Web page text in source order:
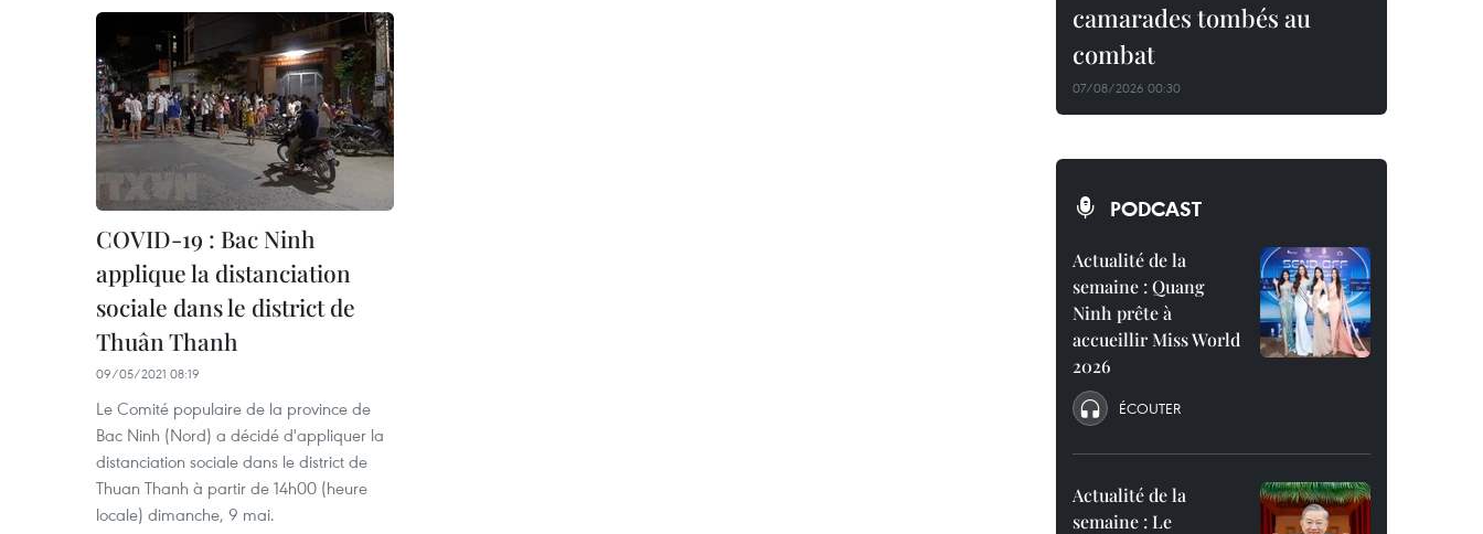
COVID-19 : Bac Ninh
applique la distanciation
sociale dans le district de
Thuân Thanh
09/05/2021 08:19
Le Comité populaire de la province de
Bac Ninh (Nord) a décidé d'appliquer la
distanciation sociale dans le district de
Thuan Thanh à partir de 14h00 (heure
locale) dimanche, 9 mai.
camarades tombés au
combat
07/08/2026 00:30
PODCAST
Actualité de la
semaine : Quang
Ninh prête à
accueillir Miss World
2026
ÉCOUTER
Actualité de la
semaine : Le